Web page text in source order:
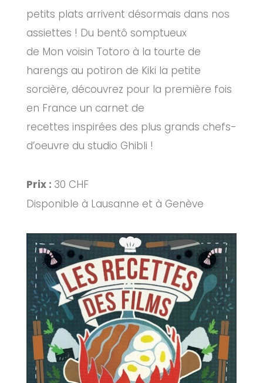
petits plats arrivent désormais dans nos
assiettes ! Du bentô somptueux
de Mon voisin Totoro à la tourte de
harengs au potiron de Kiki la petite
sorcière, découvrez pour la première fois
en France un carnet de
recettes inspirées des plus grands chefs-
d’oeuvre du studio Ghibli !
Prix : 30 CHF
Disponible à Lausanne et à Genève